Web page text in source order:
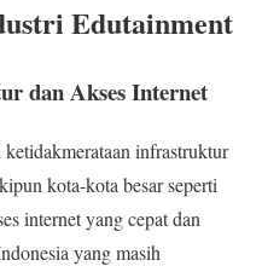
Edutainment
dan Akses Internet
ketidakmerataan infrastruktur
kota-kota besar seperti
internet yang cepat dan
yang masih